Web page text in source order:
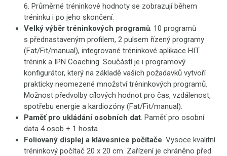
6. Průměrné tréninkové hodnoty se zobrazují během
tréninku i po jeho skončení.
Velký výběr tréninkových programů. 10 programů
s přednastaveným profilem, 2 pulsem řízený programy
(Fat/Fit/manual), integrované tréninkové aplikace HIT
trénink a IPN Coaching. Součástí je i programový
konfigurátor, který na základě vašich požadavků vytvoří
prakticky neomezené množství tréninkových programů.
Možnost předvolby cílových hodnot pro čas, vzdálenost,
spotřebu energie a kardiozóny (Fat/Fit/manual).
Paměť pro ukládání osobních dat. Paměť pro osobní
data 4 osob + 1 hosta.
Foliovaný displej a klávesnice počítače. Vysoce kvalitní
tréninkový počítač 20 x 20 cm. Zařízení je chráněno před